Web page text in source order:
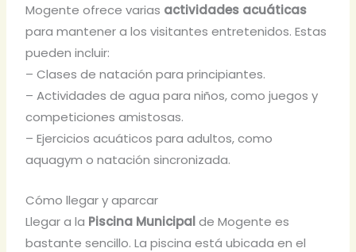
Mogente ofrece varias actividades acuáticas
para mantener a los visitantes entretenidos. Estas
pueden incluir:
– Clases de natación para principiantes.
– Actividades de agua para niños, como juegos y
competiciones amistosas.
– Ejercicios acuáticos para adultos, como
aquagym o natación sincronizada.
Cómo llegar y aparcar
Llegar a la Piscina Municipalde Mogente es
bastante sencillo. La piscina está ubicada en el